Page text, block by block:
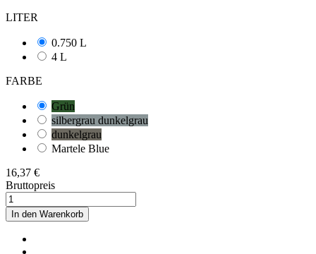
LITER
0.750 L
4 L
FARBE
Grün
silbergrau dunkelgrau
dunkelgrau
Martele Blue
16,37 €
Bruttopreis
In den Warenkorb